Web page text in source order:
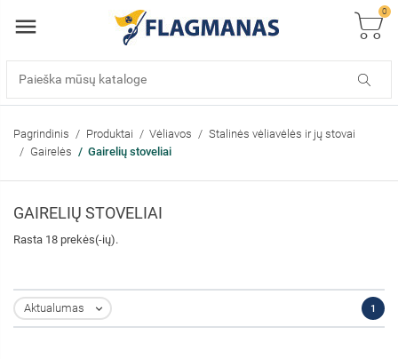
0
Pagrindinis Produktai Vėliavos
Stalinės vėliavėlės ir jų stovai
Gairelės
Gairelių stoveliai
GAIRELIŲ STOVELIAI
Rasta 18 prekės(-ių).
Aktualumas  1